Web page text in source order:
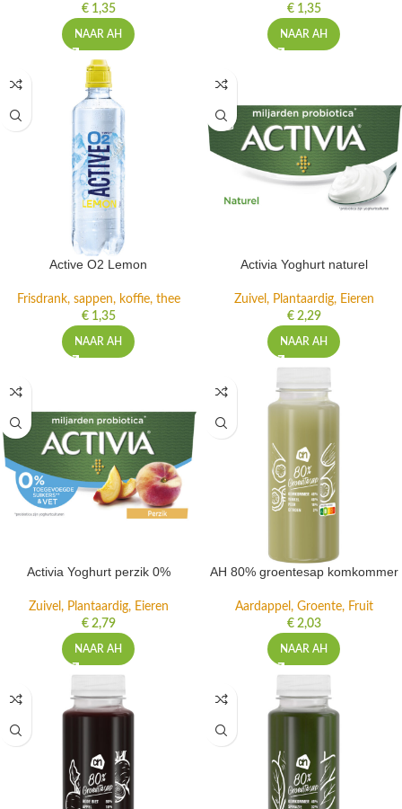
€1,35
NAAR AH
€1,35
NAAR AH
Active O2 Lemon
Frisdrank, sappen, koffie, thee
€1,35
NAAR AH
Activia Yoghurt naturel
Zuivel, Plantaardig, Eieren
€2,29
NAAR AH
Activia Yoghurt perzik 0%
Zuivel, Plantaardig, Eieren
€2,79
NAAR AH
AH 80% groentesap komkommer
Aardappel, Groente, Fruit
€2,03
NAAR AH